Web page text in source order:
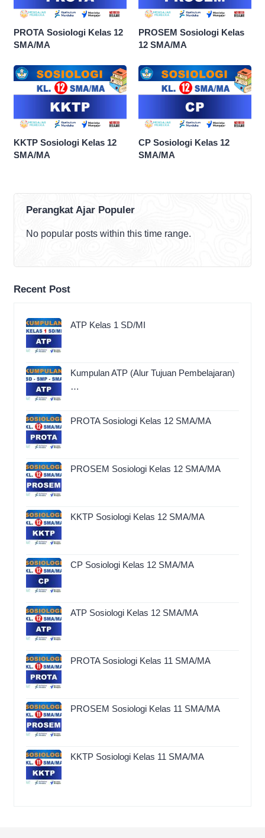
PROTA Sosiologi Kelas 12
SMA/MA
PROSEM Sosiologi Kelas
12 SMA/MA
KKTP Sosiologi Kelas 12
SMA/MA
CP Sosiologi Kelas 12
SMA/MA
Perangkat Ajar Populer
No popular posts within this time range.
Recent Post
ATP Kelas 1 SD/MI
Kumpulan ATP (Alur Tujuan Pembelajaran)
…
PROTA Sosiologi Kelas 12 SMA/MA
PROSEM Sosiologi Kelas 12 SMA/MA
KKTP Sosiologi Kelas 12 SMA/MA
CP Sosiologi Kelas 12 SMA/MA
ATP Sosiologi Kelas 12 SMA/MA
PROTA Sosiologi Kelas 11 SMA/MA
PROSEM Sosiologi Kelas 11 SMA/MA
KKTP Sosiologi Kelas 11 SMA/MA